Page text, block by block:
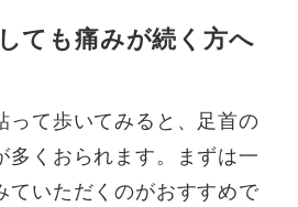
ても痛みが続く方へ
って歩いてみると、足首の
多くおられます。まずは一
ていただくのがおすすめで